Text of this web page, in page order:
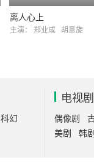
离人心上
主演： 郑业成 胡意旋
科幻
电视剧
偶像剧
美剧
韩